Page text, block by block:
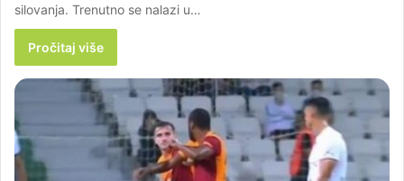
silovanja. Trenutno se nalazi u…
Pročitaj više